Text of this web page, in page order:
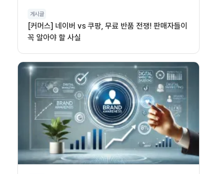
게시글
[커머스] 네이버 vs 쿠팡, 무료 반품 전쟁! 판매자들이
꼭 알아야 할 사실